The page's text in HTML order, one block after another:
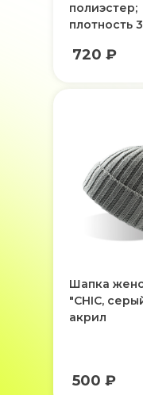
полиэстер;
плотность
720 ₽
Шапка
"CHIC,
акрил
500 ₽